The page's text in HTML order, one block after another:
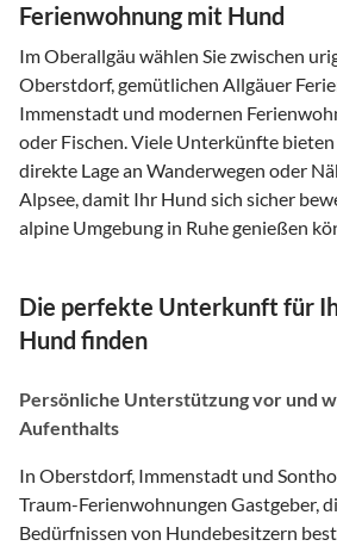
Ferienwohnung mit Hund
Im Oberallgäu wählen Sie zwischen
Oberstdorf, gemütlichen Allgäuer
Immenstadt und modernen
oder Fischen. Viele Unterkünfte
direkte Lage an Wanderwegen oder
Alpsee, damit Ihr Hund sich sicher
alpine Umgebung in Ruhe genießen
Die perfekte Unterkunft für
Hund finden
Persönliche Unterstützung vor und
Aufenthalts
In Oberstdorf, Immenstadt und
Traum-Ferienwohnungen Gastgeber,
Bedürfnissen von Hundebesitzern